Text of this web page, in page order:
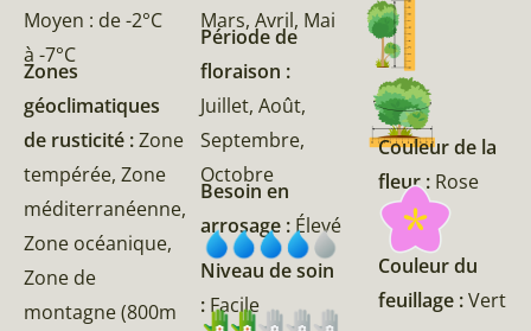
Moyen : de -2°C
à -7°C
Zones
géoclimatiques
de rusticité :Zone
tempérée, Zone
méditerranéenne,
Zone océanique,
Zone de
montagne (800m
Mars, Avril, Mai
Période de
floraison :
Juillet, Août,
Septembre,
Octobre
Besoin en
arrosage :Élevé
Niveau de soin
: Facile
Couleur de la
fleur : Rose
Couleur du
feuillage :Vert